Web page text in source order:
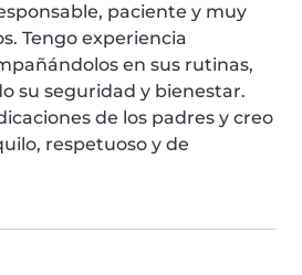
paciente y muy
Tengo experiencia
en sus rutinas,
su seguridad y bienestar.
de los padres y creo
respetuoso y de